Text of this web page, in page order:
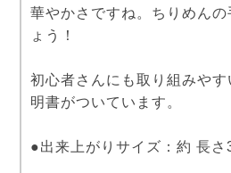
華やかさですね。ちりめん
ょう！
初心者さんにも取り組みや
明書がついています。
●出来上がりサイズ：約 長さ